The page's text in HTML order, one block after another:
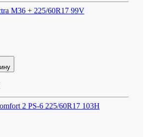
M36 + 225/60R17 99V
2 PS-6 225/60R17 103H